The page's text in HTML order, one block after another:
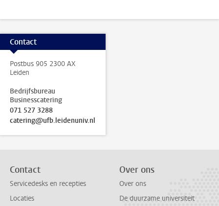
Contact
Postbus 905 2300 AX
Leiden
Bedrijfsbureau
Businesscatering
071 527 3288
catering@ufb.leidenuniv.nl
Contact
Servicedesks en recepties
Locaties
Over ons
Over ons
De duurzame universiteit